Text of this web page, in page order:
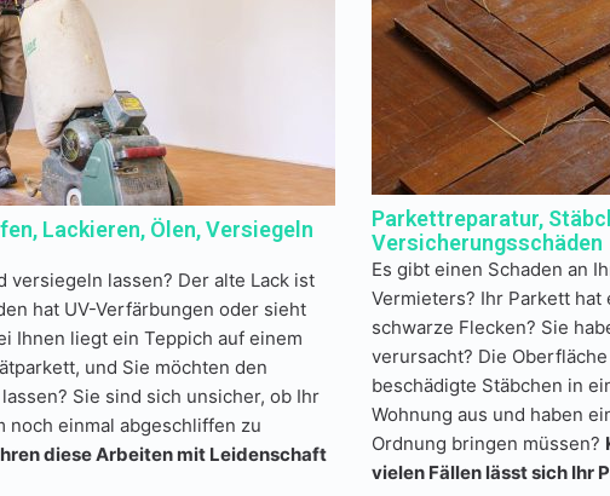
Lackieren, Ölen, Versiegeln
versiegeln lassen? Der alte Lack ist
hat UV-Verfärbungen oder sieht
Ihnen liegt ein Teppich auf einem
und Sie möchten den
Sie sind sich unsicher, ob Ihr
noch einmal abgeschliffen zu
diese Arbeiten mit Leidenschaft
Parkettreparatur,
Versicherungsschäden
Es gibt einen Schaden an
Vermieters? Ihr Parkett hat
schwarze Flecken? Sie
verursacht? Die
beschädigte Stäbchen in
Wohnung aus und haben
Ordnung bringen müssen?
vielen Fällen lässt sich Ihr